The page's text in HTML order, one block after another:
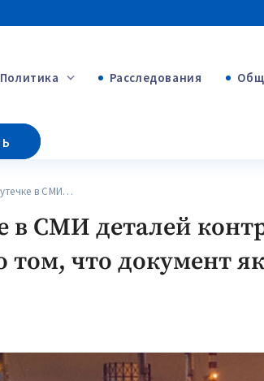
Политика Расследования
в СМИ…
в СМИ деталей
что документ